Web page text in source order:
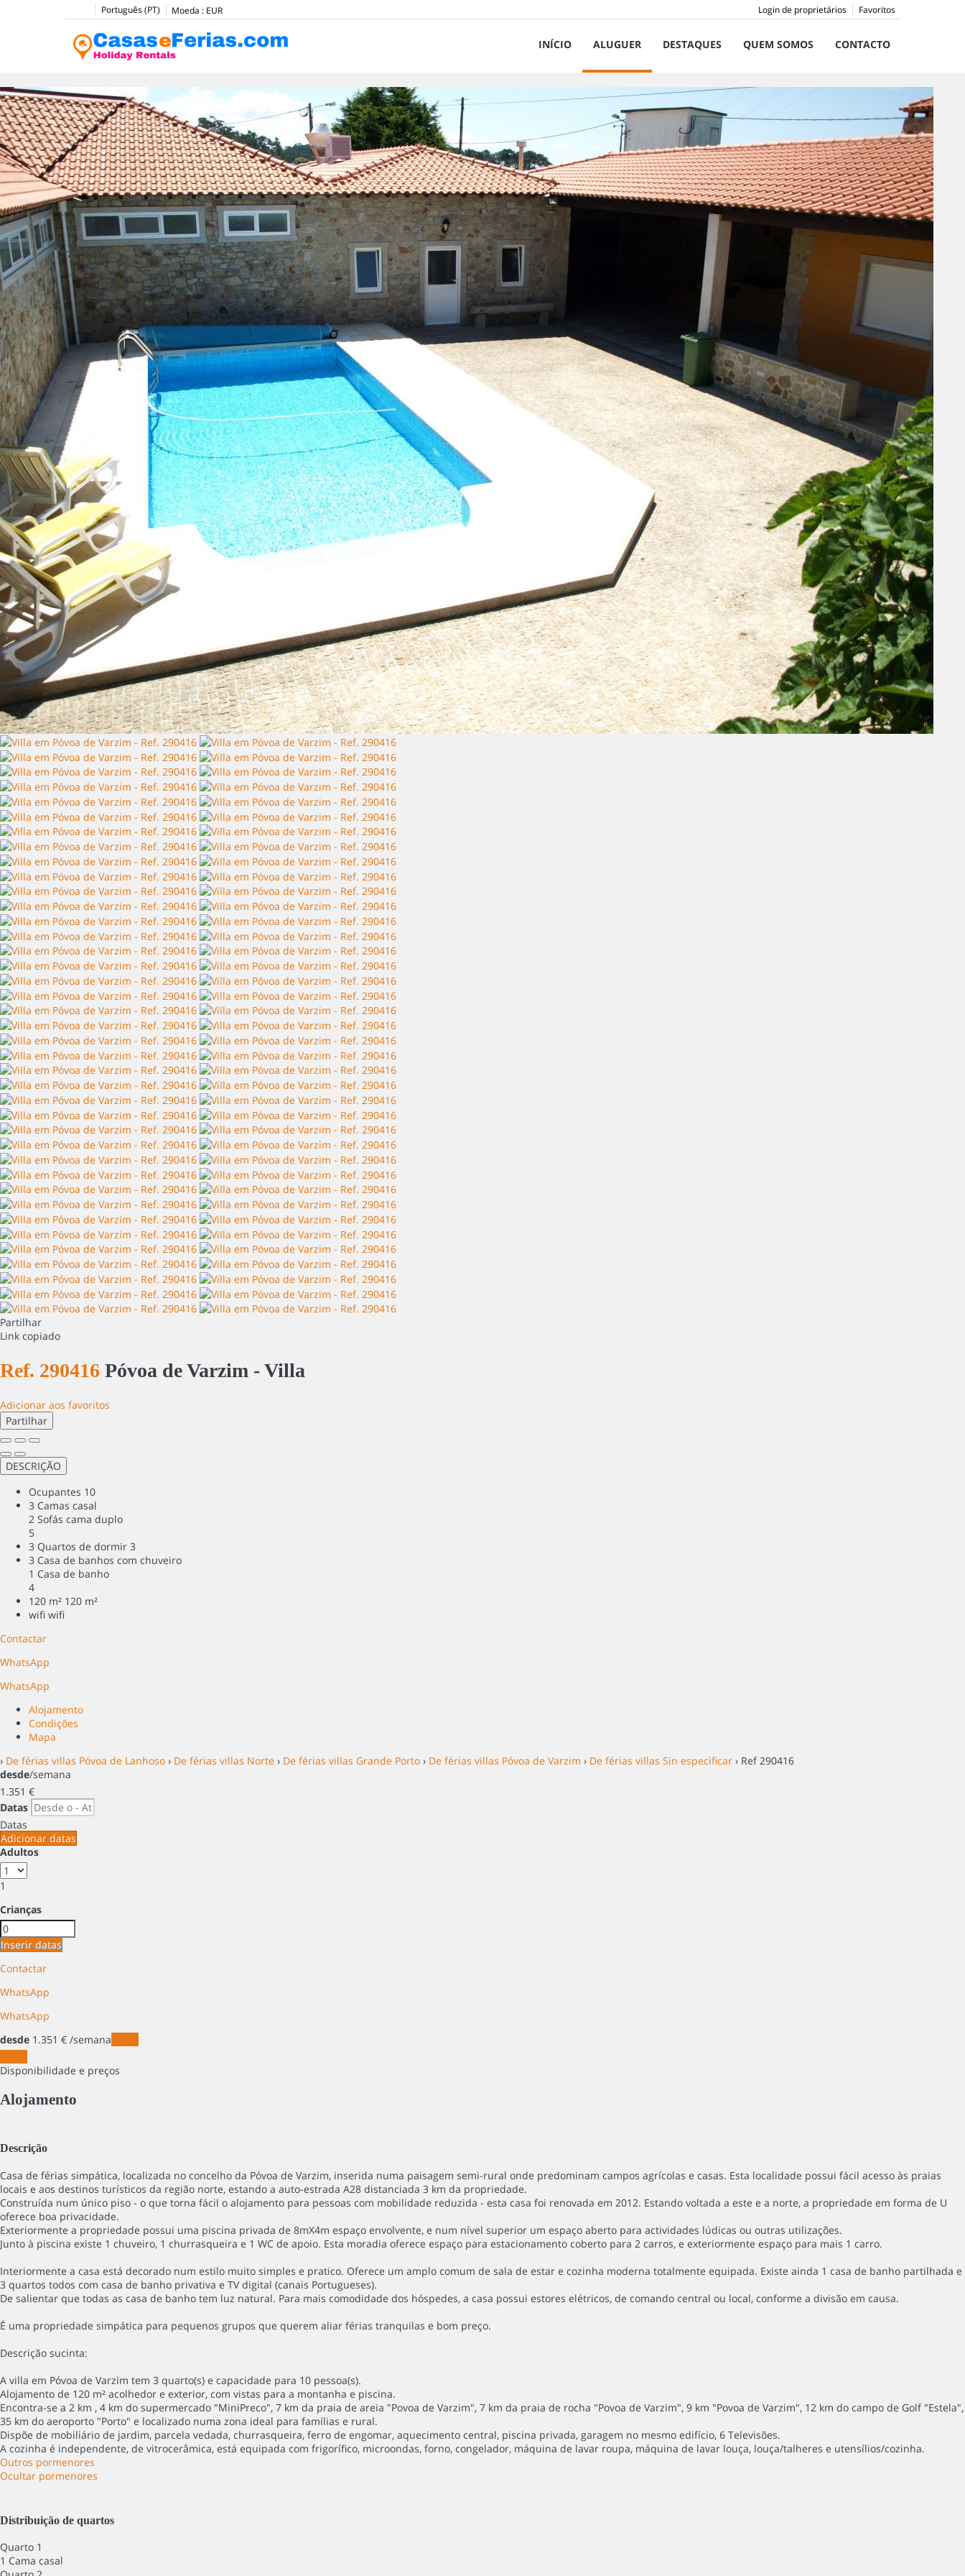
Português (PT) Moeda : EUR Favoritos
Login de proprietários
INÍCIO ALUGUER DESTAQUES QUEM SOMOS CONTACTO
Partilhar
Link copiado
Ref. 290416 Póvoa de Varzim -Villa
Adicionar aos favoritos
Partilhar
DESCRIÇÃO
Ocupantes 10
3 Camas casal
2 Sofás cama duplo
5
3 Quartos de dormir 3
3 Casa de banhos com chuveiro
1 Casa de banho
4
120 m² 120 m²
wifi wifi
Contactar
WhatsApp
WhatsApp
Alojamento
Condições
Mapa
› De férias villas Póvoa de Lanhoso › De férias villas Norte › De férias villas Grande Porto › De férias villas Póvoa de Varzim › De férias villas Sin especificar › Ref 290416
desde/semana
1.351 €
Datas
Datas
Adicionar datas
Adultos
1
Crianças
Inserir datas
Contactar
WhatsApp
WhatsApp
desde 1.351 € /semana
Disponibilidade e preços
Alojamento
Descrição
Casa de férias simpática, localizada no concelho da Póvoa de Varzim, inserida numa paisagem semi-rural onde predominam campos agrícolas e casas. Esta localidade possui fácil acesso às praias
locais e aos destinos turísticos da região norte, estando a auto-estrada A28 distanciada 3 km da propriedade.
Construída num único piso - o que torna fácil o alojamento para pessoas com mobilidade reduzida - esta casa foi renovada em 2012. Estando voltada a este e a norte, a propriedade em forma de U
oferece boa privacidade.
Exteriormente a propriedade possui uma piscina privada de 8mX4m espaço envolvente, e num nível superior um espaço aberto para actividades lúdicas ou outras utilizações.
Junto à piscina existe 1 chuveiro, 1 churrasqueira e 1 WC de apoio. Esta moradia oferece espaço para estacionamento coberto para 2 carros, e exteriormente espaço para mais 1 carro.
Interiormente a casa está decorado num estilo muito simples e pratico. Oferece um amplo comum de sala de estar e cozinha moderna totalmente equipada. Existe ainda 1 casa de banho partilhada e
3 quartos todos com casa de banho privativa e TV digital (canais Portugueses).
De salientar que todas as casa de banho tem luz natural. Para mais comodidade dos hóspedes, a casa possui estores elétricos, de comando central ou local, conforme a divisão em causa.
É uma propriedade simpática para pequenos grupos que querem aliar férias tranquilas e bom preço.
Descrição sucinta:
A villa em Póvoa de Varzim tem 3 quarto(s) e capacidade para 10 pessoa(s).
Alojamento de 120 m² acolhedor e exterior, com vistas para a montanha e piscina.
Encontra-se a 2 km , 4 km do supermercado "MiniPreco", 7 km da praia de areia "Povoa de Varzim", 7 km da praia de rocha "Povoa de Varzim", 9 km "Povoa de Varzim", 12 km do campo de Golf "Estela",
35 km do aeroporto "Porto" e localizado numa zona ideal para famílias e rural.
Dispõe de mobiliário de jardim, parcela vedada, churrasqueira, ferro de engomar, aquecimento central, piscina privada, garagem no mesmo edifício, 6 Televisões.
A cozinha é independente, de vitrocerâmica, está equipada com frigorífico, microondas, forno, congelador, máquina de lavar roupa, máquina de lavar louça, louça/talheres e utensílios/cozinha.
Outros pormenores
Ocultar pormenores
Distribuição de quartos
Quarto 1
1 Cama casal